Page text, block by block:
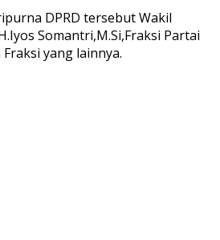
DPRD tersebut Wakil
Somantri,M.Si,Fraksi Partai
yang lainnya.